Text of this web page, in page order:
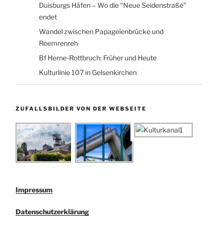
Duisburgs Häfen – Wo die “Neue Seidenstraße”
endet
Wandel zwischen Papageienbrücke und
Reemrenreh
Bf Herne-Rottbruch: Früher und Heute
Kulturlinie 107 in Gelsenkirchen
ZUFALLSBILDER VON DER WEBSEITE
Impressum
Datenschutzerklärung